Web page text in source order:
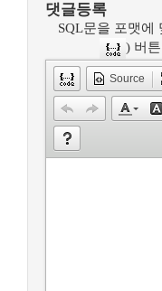
댓글등록
SQL문을 포맷에
) 버
Source